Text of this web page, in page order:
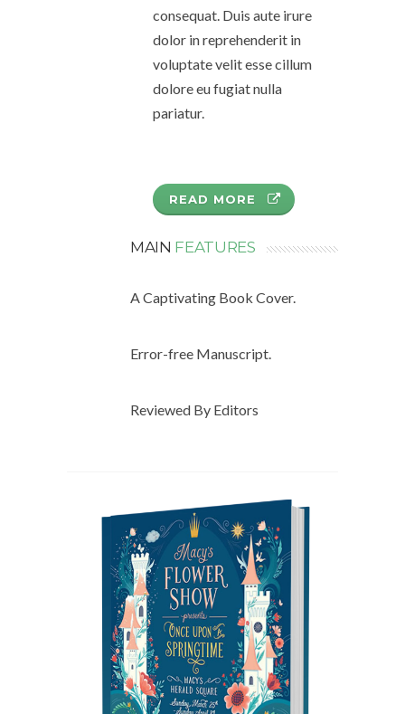
consequat. Duis aute irure
dolor in reprehenderit in
voluptate velit esse cillum
dolore eu fugiat nulla
pariatur.
READ MORE
MAIN FEATURES
A Captivating Book Cover.
Error-free Manuscript.
Reviewed By Editors